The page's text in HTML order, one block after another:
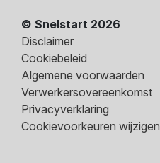
© Snelstart 2026
Disclaimer
Cookiebeleid
Algemene voorwaarden
Verwerkersovereenkomst
Privacyverklaring
Cookievoorkeuren wijzigen